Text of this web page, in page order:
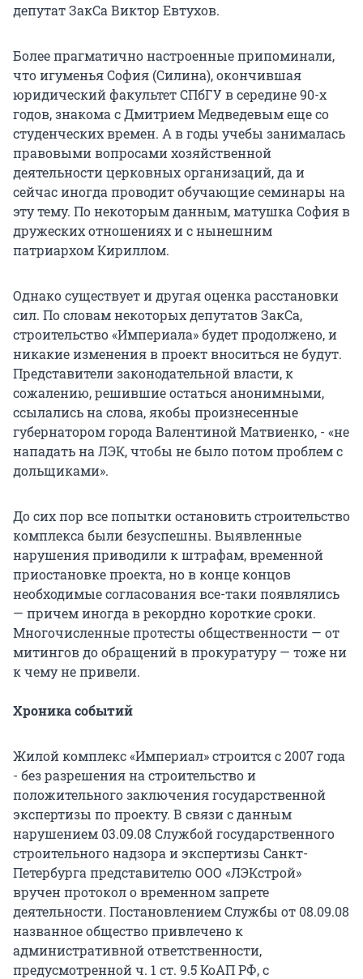
депутат ЗакСа Виктор Евтухов.
Более прагматично настроенные припоминали,
что игуменья София (Силина), окончившая
юридический факультет СПбГУ в середине 90-х
годов, знакома с Дмитрием Медведевым еще со
студенческих времен. А в годы учебы занималась
правовыми вопросами хозяйственной
деятельности церковных организаций, да и
сейчас иногда проводит обучающие семинары на
эту тему. По некоторым данным, матушка София в
дружеских отношениях и с нынешним
патриархом Кириллом.
Однако существует и другая оценка расстановки
сил. По словам некоторых депутатов ЗакСа,
строительство «Империала» будет продолжено, и
никакие изменения в проект вноситься не будут.
Представители законодательной власти, к
сожалению, решившие остаться анонимными,
ссылались на слова, якобы произнесенные
губернатором города Валентиной Матвиенко, - «не
нападать на ЛЭК, чтобы не было потом проблем с
дольщиками».
До сих пор все попытки остановить строительство
комплекса были безуспешны. Выявленные
нарушения приводили к штрафам, временной
приостановке проекта, но в конце концов
необходимые согласования все-таки появлялись
— причем иногда в рекордно короткие сроки.
Многочисленные протесты общественности — от
митингов до обращений в прокуратуру — тоже ни
к чему не привели.
Хроника событий
Жилой комплекс «Империал» строится с 2007 года
- без разрешения на строительство и
положительного заключения государственной
экспертизы по проекту. В связи с данным
нарушением 03.09.08 Службой государственного
строительного надзора и экспертизы Санкт-
Петербурга представителю ООО «ЛЭКстрой»
вручен протокол о временном запрете
деятельности. Постановлением Службы от 08.09.08
названное общество привлечено к
административной ответственности,
предусмотренной ч. 1 ст. 9.5 КоАП РФ, с